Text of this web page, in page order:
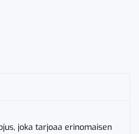
joka tarjoaa erinomaisen